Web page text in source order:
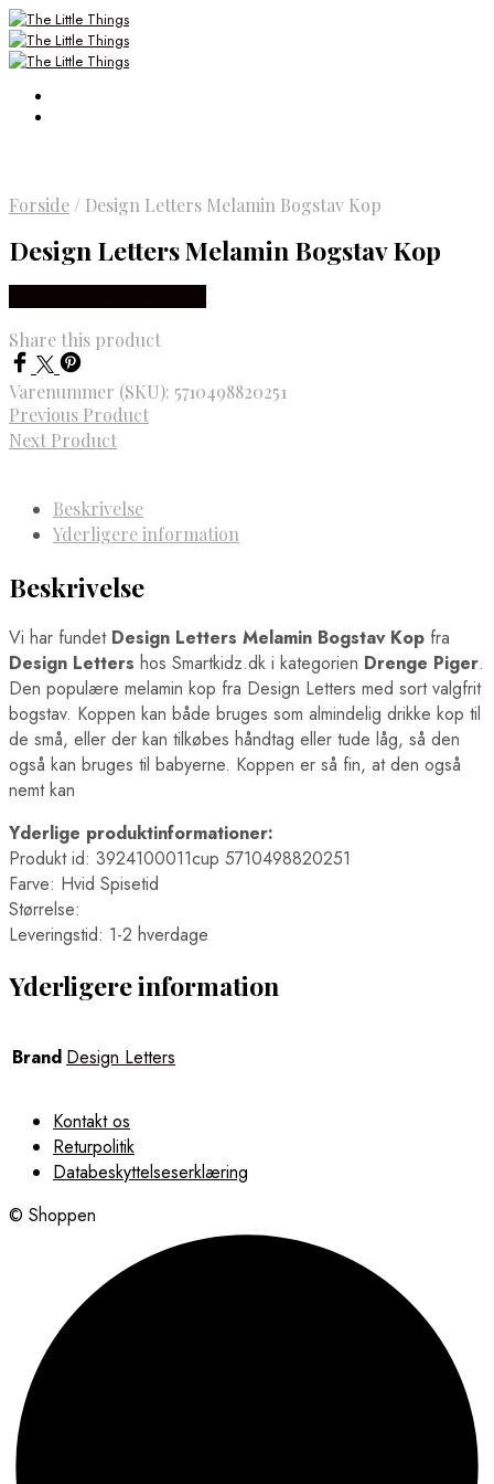
Forside / Design Letters Melamin Bogstav Kop
Design Letters Melamin Bogstav Kop
Share this product
Varenummer (SKU): 5710498820251
Previous Product
Next Product
Beskrivelse
Yderligere information
Beskrivelse
Vi har fundet Design Letters Melamin Bogstav Kop fra
Design Letters hos Smartkidz.dk i kategorien Drenge Piger.
Den populære melamin kop fra Design Letters med sort valgfrit
bogstav. Koppen kan både bruges som almindelig drikke kop til
de små, eller der kan tilkøbes håndtag eller tude låg, så den
også kan bruges til babyerne. Koppen er så fin, at den også
nemt kan
Yderlige produktinformationer:
Produkt id: 3924100011cup 5710498820251
Farve: Hvid Spisetid
Størrelse:
Leveringstid: 1-2 hverdage
Yderligere information
Brand Design Letters
Kontakt os
Returpolitik
Databeskyttelseserklæring
© Shoppen